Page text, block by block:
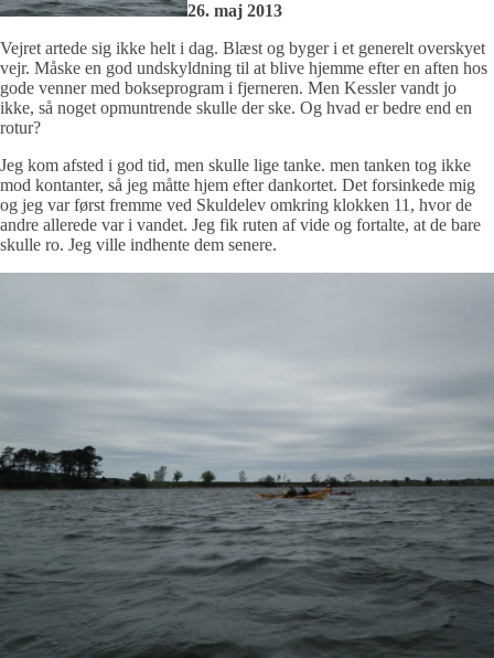
26. maj 2013
Vejret artede sig ikke helt i dag. Blæst og byger i et generelt overskyet
vejr. Måske en god undskyldning til at blive hjemme efter en aften hos
gode venner med bokseprogram i fjerneren. Men Kessler vandt jo
ikke, så noget opmuntrende skulle der ske. Og hvad er bedre end en
rotur?
Jeg kom afsted i god tid, men skulle lige tanke. men tanken tog ikke
mod kontanter, så jeg måtte hjem efter dankortet. Det forsinkede mig
og jeg var først fremme ved Skuldelev omkring klokken 11, hvor de
andre allerede var i vandet. Jeg fik ruten af vide og fortalte, at de bare
skulle ro. Jeg ville indhente dem senere.